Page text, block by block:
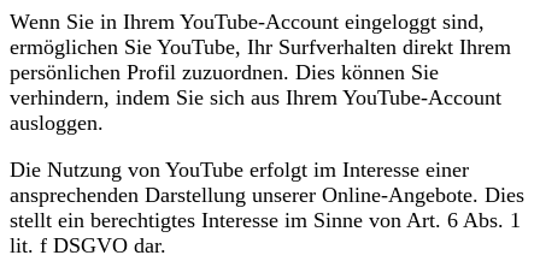
Wenn Sie in Ihrem YouTube-Account eingeloggt sind,
ermöglichen Sie YouTube, Ihr Surfverhalten direkt Ihrem
persönlichen Profil zuzuordnen. Dies können Sie
verhindern, indem Sie sich aus Ihrem YouTube-Account
ausloggen.
Die Nutzung von YouTube erfolgt im Interesse einer
ansprechenden Darstellung unserer Online-Angebote. Dies
stellt ein berechtigtes Interesse im Sinne von Art. 6 Abs. 1
lit. f DSGVO dar.